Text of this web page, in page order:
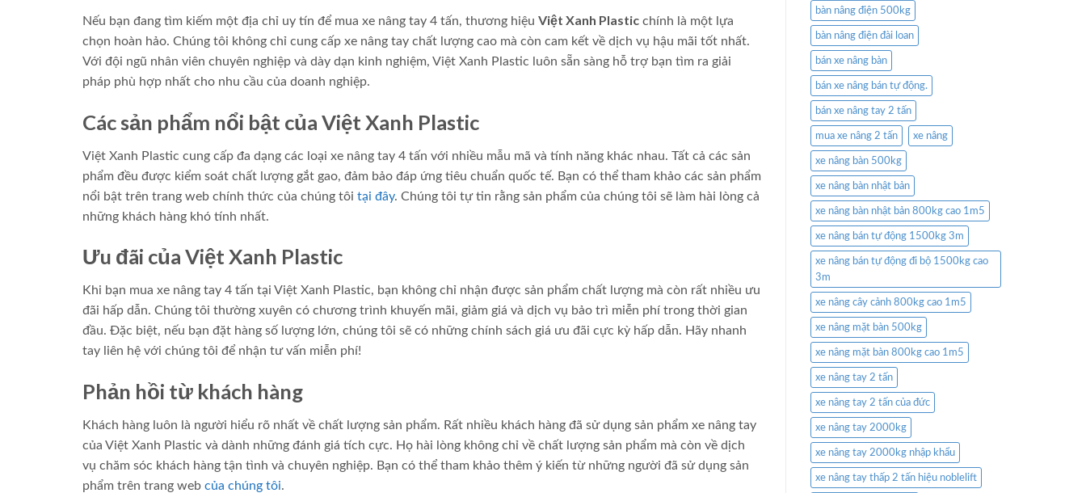
Nếu bạn đang tìm kiếm một địa chỉ uy tín để mua xe nâng tay 4 tấn, thương hiệu Việt Xanh Plastic chính là một lựa
chọn hoàn hảo. Chúng tôi không chỉ cung cấp xe nâng tay chất lượng cao mà còn cam kết về dịch vụ hậu mãi tốt nhất.
Với đội ngũ nhân viên chuyên nghiệp và dày dạn kinh nghiệm, Việt Xanh Plastic luôn sẵn sàng hỗ trợ bạn tìm ra giải
pháp phù hợp nhất cho nhu cầu của doanh nghiệp.
Các sản phẩm nổi bật của Việt Xanh Plastic
Việt Xanh Plastic cung cấp đa dạng các loại xe nâng tay 4 tấn với nhiều mẫu mã và tính năng khác nhau. Tất cả các sản
phẩm đều được kiểm soát chất lượng gắt gao, đảm bảo đáp ứng tiêu chuẩn quốc tế. Bạn có thể tham khảo các sản phẩm
nổi bật trên trang web chính thức của chúng tôi tại đây. Chúng tôi tự tin rằng sản phẩm của chúng tôi sẽ làm hài lòng cả
những khách hàng khó tính nhất.
Ưu đãi của Việt Xanh Plastic
Khi bạn mua xe nâng tay 4 tấn tại Việt Xanh Plastic, bạn không chỉ nhận được sản phẩm chất lượng mà còn rất nhiều ưu
đãi hấp dẫn. Chúng tôi thường xuyên có chương trình khuyến mãi, giảm giá và dịch vụ bảo trì miễn phí trong thời gian
đầu. Đặc biệt, nếu bạn đặt hàng số lượng lớn, chúng tôi sẽ có những chính sách giá ưu đãi cực kỳ hấp dẫn. Hãy nhanh
tay liên hệ với chúng tôi để nhận tư vấn miễn phí!
Phản hồi từ khách hàng
Khách hàng luôn là người hiểu rõ nhất về chất lượng sản phẩm. Rất nhiều khách hàng đã sử dụng sản phẩm xe nâng tay
của Việt Xanh Plastic và dành những đánh giá tích cực. Họ hài lòng không chỉ về chất lượng sản phẩm mà còn về dịch
vụ chăm sóc khách hàng tận tình và chuyên nghiệp. Bạn có thể tham khảo thêm ý kiến từ những người đã sử dụng sản
phẩm trên trang web của chúng tôi.
bàn nâng điện 500kg
bàn nâng điện đài loan
bán xe nâng bàn
bán xe nâng bán tự động.
bán xe nâng tay 2 tấn
mua xe nâng 2 tấn xe nâng
xe nâng bàn 500kg
xe nâng bàn nhật bản
xe nâng bàn nhật bản 800kg cao 1m5
xe nâng bán tự động 1500kg 3m
xe nâng bán tự động đi bộ 1500kg cao
3m
xe nâng cây cảnh 800kg cao 1m5
xe nâng mặt bàn 500kg
xe nâng mặt bàn 800kg cao 1m5
xe nâng tay 2 tấn
xe nâng tay 2 tấn của đức
xe nâng tay 2000kg
xe nâng tay 2000kg nhập khẩu
xe nâng tay thấp 2 tấn hiệu noblelift